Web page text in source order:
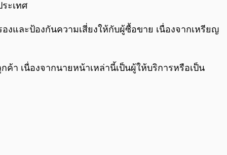
ะเทศ
และป้องกันความเสี่ยงให้กับผู้ซื้อขาย เนื่องจากเหรียญ
า เนื่องจากนายหน้าเหล่านี้เป็นผู้ให้บริการหรือเป็น